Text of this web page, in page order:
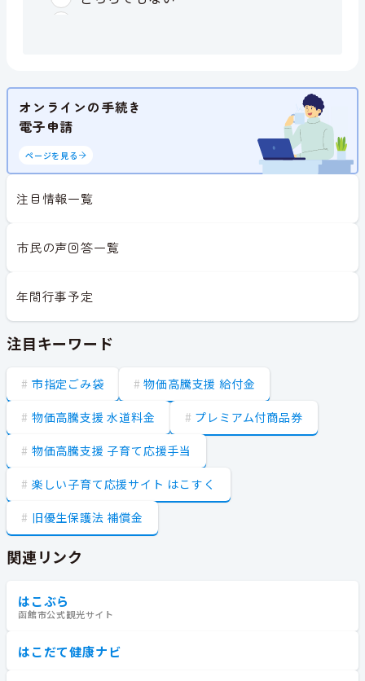
オンラインの手続き
電子申請
ページを見る
注目情報一覧
市民の声回答一覧
年間行事予定
注目キーワード
市指定ごみ袋 物価高騰支援 給付金
物価高騰支援 水道料金 プレミアム付商品券
物価高騰支援 子育て応援手当
楽しい子育て応援サイト はこすく
旧優生保護法 補償金
関連リンク
はこぶら
函館市公式観光サイト
はこだて健康ナビ